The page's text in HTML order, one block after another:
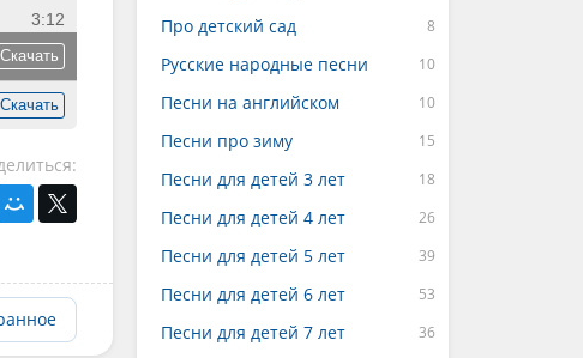
3:12
Скачать
Скачать
Про детский сад
Русские народные песни
Песни на английском
Песни про зиму
Песни для детей 3 лет
Песни для детей 4 лет
Песни для детей 5 лет
Песни для детей 6 лет
Песни для детей 7 лет